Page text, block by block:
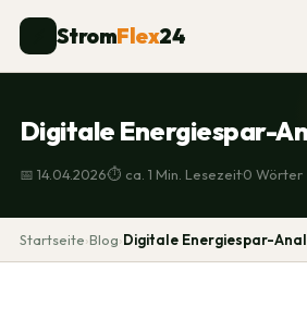
StromFlex24
Digitale Energiespar-
📅 14.04.2026·⏱ ca. 1 Min. Lesezeit·0 Wörter
Startseite›Blog›Digitale Energiespar-